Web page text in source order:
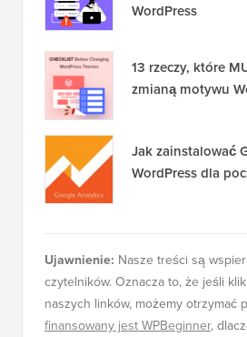
WordPress
13 rzeczy, które
zmianą motywu
Jak zainstalować
WordPress dla
Ujawnienie: Nasze treści są
czytelników. Oznacza to, że jeśli
naszych linków, możemy otrzymać
finansowany jest WPBeginner,